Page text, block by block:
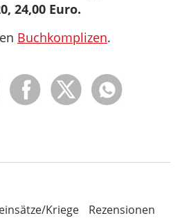
24,00 Euro.
Buchkomplizen.
Kriege
Rezensionen